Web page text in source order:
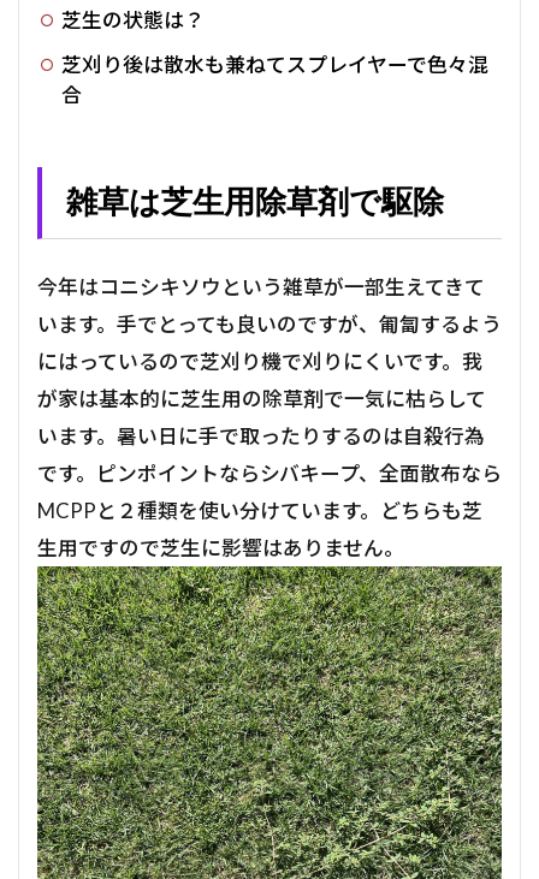
芝生の状態は？
芝刈り後は散水も兼ねてスプレイヤーで色々混
合
雑草は芝生用除草剤で駆除
今年はコニシキソウという雑草が一部生えてきて
います。手でとっても良いのですが、匍匐するよう
にはっているので芝刈り機で刈りにくいです。我
が家は基本的に芝生用の除草剤で一気に枯らして
います。暑い日に手で取ったりするのは自殺行為
です。ピンポイントならシバキープ、全面散布なら
MCPPと２種類を使い分けています。どちらも芝
生用ですので芝生に影響はありません。